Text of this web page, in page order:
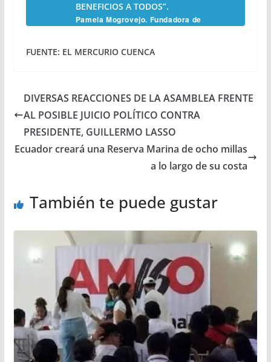
BENEFICIOS A TODOS”.
Pamela Mogrovejo. Fundadora de
FUENTE: EL MERCURIO CUENCA
DIVERSAS REACCIONES DE LA ASAMBLEA FRENTE
AL POSIBLE JUICIO POLÍTICO CONTRA
PRESIDENTE, GUILLERMO LASSO
Ecuador creará una Reserva Marina de ocho millas
a lo largo de su costa
También te puede gustar